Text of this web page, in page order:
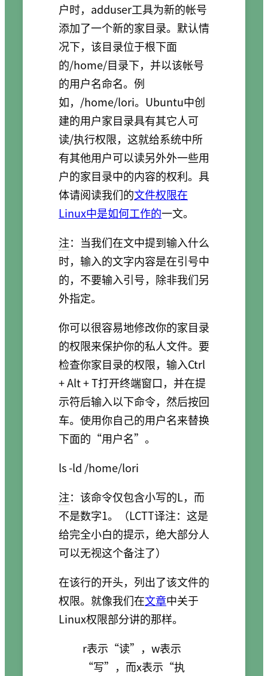
户时，adduser工具为新的帐号
添加了一个新的家目录。默认情
况下，该目录位于根下面
的/home/目录下，并以该帐号
的用户名命名。例
如，/home/lori。Ubuntu中创
建的用户家目录具有其它人可
读/执行权限，这就给系统中所
有其他用户可以读另外外一些用
户的家目录中的内容的权利。具
体请阅读我们的文件权限在
Linux中是如何工作的一文。
注：当我们在文中提到输入什么
时，输入的文字内容是在引号中
的，不要输入引号，除非我们另
外指定。
你可以很容易地修改你的家目录
的权限来保护你的私人文件。要
检查你家目录的权限，输入Ctrl
+ Alt + T打开终端窗口，并在提
示符后输入以下命令，然后按回
车。使用你自己的用户名来替换
下面的“用户名”。
注：该命令仅包含小写的L，而
不是数字1。（LCTT译注：这是
给完全小白的提示，绝大部分人
可以无视这个备注了）
在该行的开头，列出了该文件的
权限。就像我们在文章中关于
Linux权限部分讲的那样。
r表示“读”，w表示
“写”，而x表示“执